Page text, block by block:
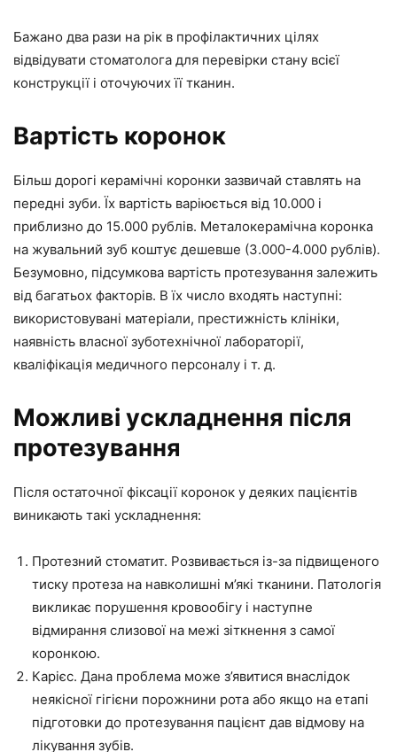
Бажано два рази на рік в профілактичних цілях
відвідувати стоматолога для перевірки стану всієї
конструкції і оточуючих її тканин.
Вартість коронок
Більш дорогі керамічні коронки зазвичай ставлять на
передні зуби. Їх вартість варіюється від 10.000 і
приблизно до 15.000 рублів. Металокерамічна коронка
на жувальний зуб коштує дешевше (3.000-4.000 рублів).
Безумовно, підсумкова вартість протезування залежить
від багатьох факторів. В їх число входять наступні:
використовувані матеріали, престижність клініки,
наявність власної зуботехнічної лабораторії,
кваліфікація медичного персоналу і т. д.
Можливі ускладнення після
протезування
Після остаточної фіксації коронок у деяких пацієнтів
виникають такі ускладнення:
Протезний стоматит. Розвивається із-за підвищеного
тиску протеза на навколишні м’які тканини. Патологія
викликає порушення кровообігу і наступне
відмирання слизової на межі зіткнення з самої
коронкою.
Карієс. Дана проблема може з’явитися внаслідок
неякісної гігієни порожнини рота або якщо на етапі
підготовки до протезування пацієнт дав відмову на
лікування зубів.